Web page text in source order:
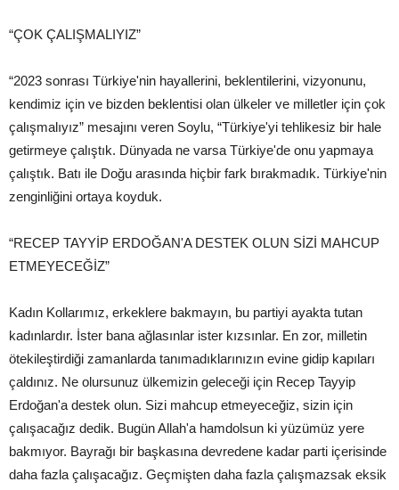
“ÇOK ÇALIŞMALIYIZ”
“2023 sonrası Türkiye'nin hayallerini, beklentilerini, vizyonunu,
kendimiz için ve bizden beklentisi olan ülkeler ve milletler için çok
çalışmalıyız” mesajını veren Soylu, “Türkiye'yi tehlikesiz bir hale
getirmeye çalıştık. Dünyada ne varsa Türkiye'de onu yapmaya
çalıştık. Batı ile Doğu arasında hiçbir fark bırakmadık. Türkiye'nin
zenginliğini ortaya koyduk.
“RECEP TAYYİP ERDOĞAN'A DESTEK OLUN SİZİ MAHCUP
ETMEYECEĞİZ”
Kadın Kollarımız, erkeklere bakmayın, bu partiyi ayakta tutan
kadınlardır. İster bana ağlasınlar ister kızsınlar. En zor, milletin
ötekileştirdiği zamanlarda tanımadıklarınızın evine gidip kapıları
çaldınız. Ne olursunuz ülkemizin geleceği için Recep Tayyip
Erdoğan'a destek olun. Sizi mahcup etmeyeceğiz, sizin için
çalışacağız dedik. Bugün Allah'a hamdolsun ki yüzümüz yere
bakmıyor. Bayrağı bir başkasına devredene kadar parti içerisinde
daha fazla çalışacağız. Geçmişten daha fazla çalışmazsak eksik